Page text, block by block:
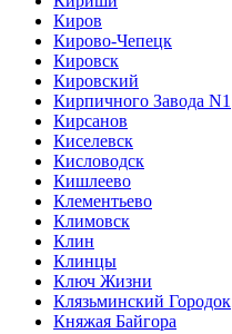
Киров
Кирово-Чепецк
Кировск
Кировский
Кирпичного Завода N1
Кирсанов
Киселевск
Кисловодск
Кишлеево
Клементьево
Климовск
Клин
Клинцы
Ключ Жизни
Клязьминский Городок
Княжая Байгора